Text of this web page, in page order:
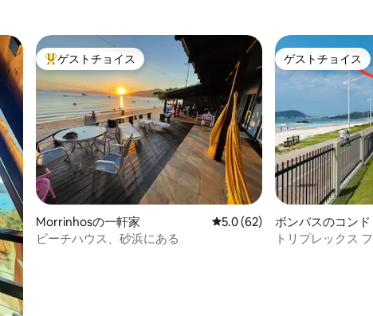
大好評のゲストチョイスです。
ゲストチョイス
Morrinhosの一軒家 レビュー62件、5つ星中5.0つ
5.0 (62)
ビーチハウス、砂浜にある
ゲストチョイス
ゲストチョイス
ボンバスのコン
トリプレックス